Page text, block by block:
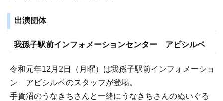
出演団体
我孫子駅前インフォメーションセンター アビシルベ
令和元年12月2日（月曜）は我孫子駅前インフォメーショ
ン アビシルベのスタッフが登場。
手賀沼のうなきちさんと一緒にうなきちさんのぬいぐる